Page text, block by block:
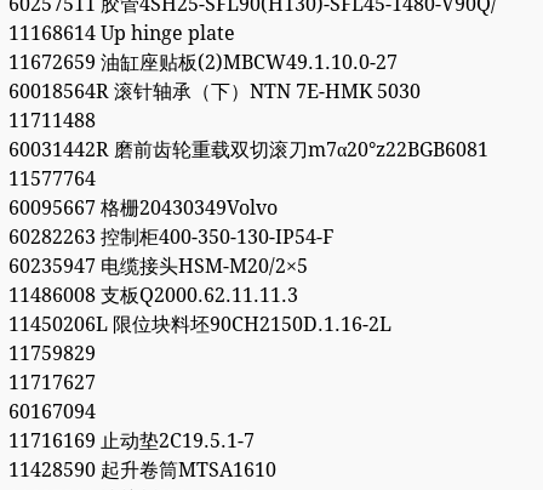
11168614 Up hinge plate
11672659 油缸座贴板(2)MBCW49.1.10.0-27
60018564R 滚针轴承（下）NTN 7E-HMK 5030
11711488
60031442R 磨前齿轮重载双切滚刀m7α20°z22BGB6081
11577764
60095667 格栅20430349Volvo
60282263 控制柜400-350-130-IP54-F
60235947 电缆接头HSM-M20/2×5
11486008 支板Q2000.62.11.11.3
11450206L 限位块料坯90CH2150D.1.16-2L
11759829
11717627
60167094
11716169 止动垫2C19.5.1-7
11428590 起升卷筒MTSA1610